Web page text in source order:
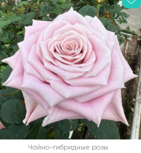
Чайно-гибридные розы